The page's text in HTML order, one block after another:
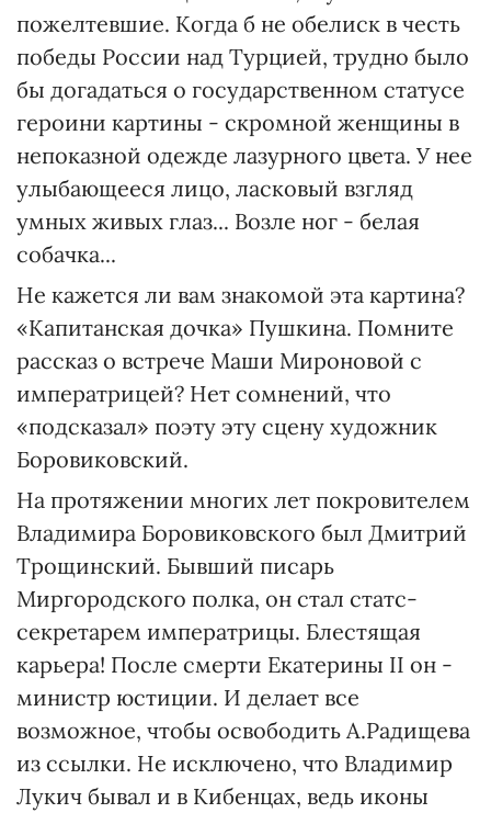
пожелтевшие. Когда б не обелиск в честь
победы России над Турцией, трудно было
бы догадаться о государственном статусе
героини картины - скромной женщины в
непоказной одежде лазурного цвета. У нее
улыбающееся лицо, ласковый взгляд
умных живых глаз... Возле ног - белая
собачка...
Не кажется ли вам знакомой эта картина?
«Капитанская дочка» Пушкина. Помните
рассказ о встрече Маши Мироновой с
императрицей? Нет сомнений, что
«подсказал» поэту эту сцену художник
Боровиковский.
На протяжении многих лет покровителем
Владимира Боровиковского был Дмитрий
Трощинский. Бывший писарь
Миргородского полка, он стал статс-
секретарем императрицы. Блестящая
карьера! После смерти Екатерины ІІ он -
министр юстиции. И делает все
возможное, чтобы освободить А.Радищева
из ссылки. Не исключено, что Владимир
Лукич бывал и в Кибенцах, ведь иконы